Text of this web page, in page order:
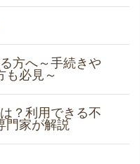
方へ～手続きや
も必見～
？利用できる不
門家が解説